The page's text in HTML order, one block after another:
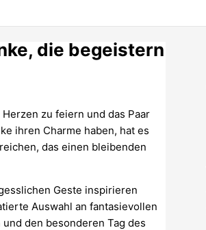
die begeistern
zu feiern und das Paar
ihren Charme haben, hat es
das einen bleibenden
Geste inspirieren
Auswahl an fantasievollen
den besonderen Tag des